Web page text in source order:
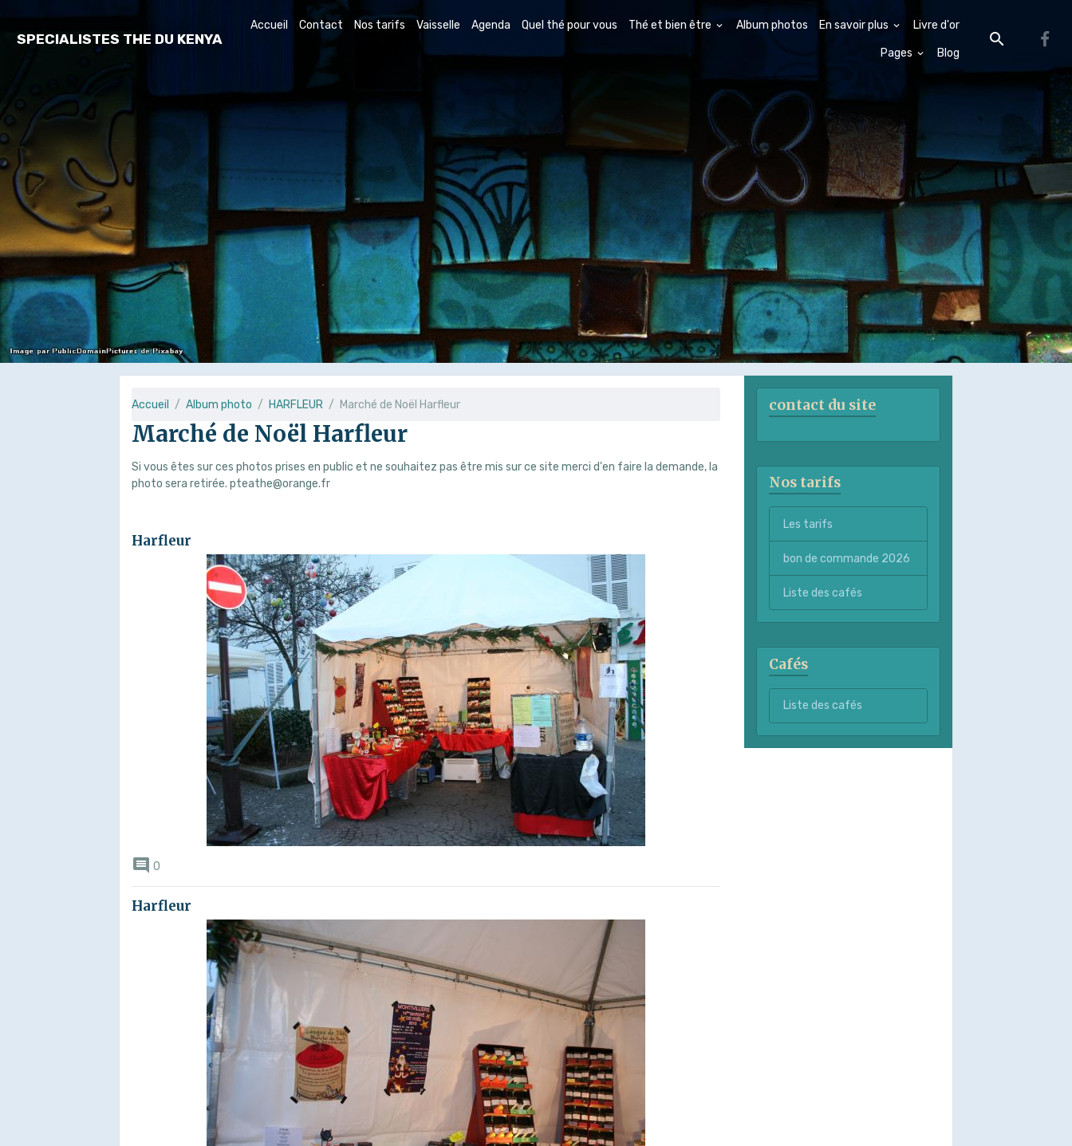
SPECIALISTES THE DU KENYA
Accueil Contact Nos tarifs Vaisselle Agenda Quel thé pour vous Thé et bien être Album photos En savoir plus Livre d'or
Pages Blog
Accueil Album photo HARFLEUR Marché de Noël Harfleur
Marché de Noël Harfleur
Si vous êtes sur ces photos prises en public et ne souhaitez pas être mis sur ce site merci d'en faire la demande, la
photo sera retirée. pteathe@orange.fr
Harfleur
0
Harfleur
contact du site
Nos tarifs
Les tarifs
bon de commande 2026
Liste des cafés
Cafés
Liste des cafés